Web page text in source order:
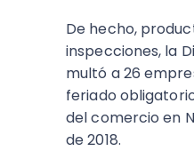
De hecho,
inspecciones, la
multó a 26
feriado
del comercio en
de 2018.